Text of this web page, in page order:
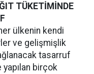
TÜKETİMİNDE
ülkenin kendi
ve gelişmişlik
tasarruf
yapılan birçok